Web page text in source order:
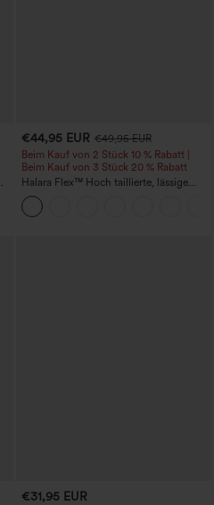
€44,95 EUR €49,95 EUR
Beim Kauf von 2 Stück 10 % Rabatt |
Beim Kauf von 3 Stück 20 % Rabatt
Halara Flex™ Hoch taillierte, lässige
Jeans mit Taschen, umgekrempeltem
Saum, weitem Bein und verwaschenem
Finish
€31,95 EUR